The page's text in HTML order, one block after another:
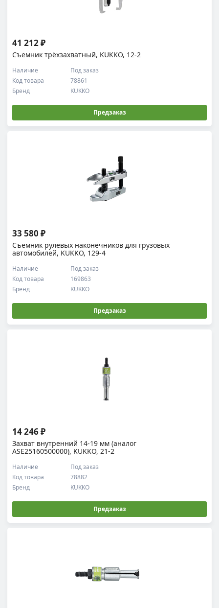
Съемник трёхзахватный, KUKKO, 12-2
Код товара 78861
Наличие Под заказ
Бренд KUKKO
41 212 ₽
Предзаказ
Съемник рулевых наконечников для грузовых
автомобилей, KUKKO, 129-4
Код товара 169863
Наличие Под заказ
Бренд KUKKO
33 580 ₽
Предзаказ
Захват внутренний 14-19 мм (аналог
ASE25160500000), KUKKO, 21-2
Код товара 78882
Наличие Под заказ
Бренд KUKKO
14 246 ₽
Предзаказ